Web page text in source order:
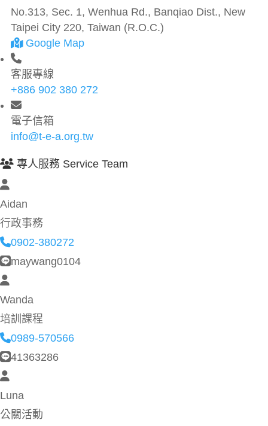
No.313, Sec. 1, Wenhua Rd., Banqiao Dist., New
Taipei City 220, Taiwan (R.O.C.)
Google Map
客服專線
+886 902 380 272
電子信箱
info@t-e-a.org.tw
專人服務 Service Team
Aidan
行政事務
0902-380272
maywang0104
Wanda
培訓課程
0989-570566
41363286
Luna
公關活動